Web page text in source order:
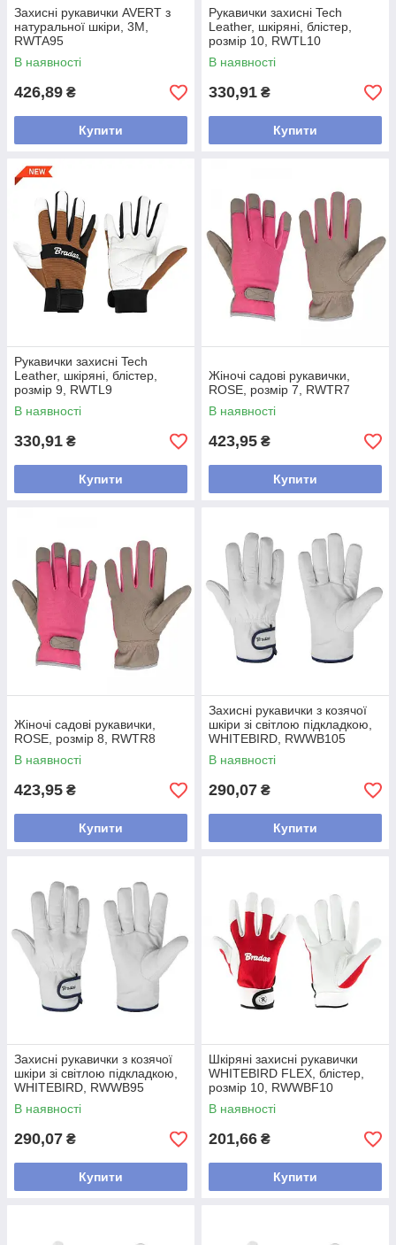
Захисні рукавички AVERT з
натуральної шкіри, 3M,
RWTA95
В наявності
426,89 ₴
Купити
Рукавички захисні Tech
Leather, шкіряні, блістер,
розмір 10, RWTL10
В наявності
330,91 ₴
Купити
Рукавички захисні Tech
Leather, шкіряні, блістер,
розмір 9, RWTL9
В наявності
330,91 ₴
Купити
Жіночі садові рукавички,
ROSE, розмір 7, RWTR7
В наявності
423,95 ₴
Купити
Жіночі садові рукавички,
ROSE, розмір 8, RWTR8
В наявності
423,95 ₴
Купити
Захисні рукавички з козячої
шкіри зі світлою підкладкою,
WHITEBIRD, RWWB105
В наявності
290,07 ₴
Купити
Захисні рукавички з козячої
шкіри зі світлою підкладкою,
WHITEBIRD, RWWB95
В наявності
290,07 ₴
Купити
Шкіряні захисні рукавички
WHITEBIRD FLEX, блістер,
розмір 10, RWWBF10
В наявності
201,66 ₴
Купити